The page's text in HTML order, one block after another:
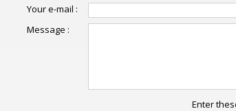
Your e-mail :
Message :
Enter